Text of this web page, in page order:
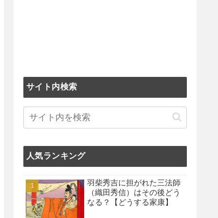
サイト内検索
人気ランキング
羽柴秀吉に担がれた三法師
（織田秀信）はその後どう
なる？【どうする家康】